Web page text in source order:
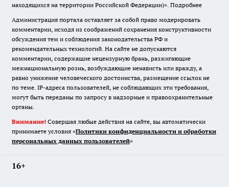
находящихся на территории Российской Федерации)». Подробнее
Администрация портала оставляет за собой право модерировать
комментарии, исходя из соображений сохранения конструктивности
обсуждения тем и соблюдения законодательства РФ и
рекомендательных технологий. На сайте не допускаются
комментарии, содержащие нецензурную брань, разжигающие
межнациональную рознь, возбуждающие ненависть или вражду, а
равно унижение человеческого достоинства, размещение ссылок не
по теме. IP-адреса пользователей, не соблюдающих эти требования,
могут быть переданы по запросу в надзорные и правоохранительные
органы.
Внимание! Совершая любые действия на сайте, вы автоматически
принимаете условия «Политики конфиденциальности и обработки
персональных данных пользователей»
16+